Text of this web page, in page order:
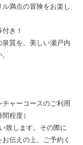
満点の冒険をお楽し
き！
質を、美しい瀬戸内
チャーコースのご利用
程度）
致します。その際に
伝えの上、ご予約く